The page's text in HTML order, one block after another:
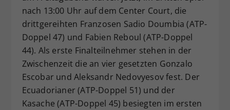
nach 13:00 Uhr auf dem Center Court, die
drittgereihten Franzosen Sadio Doumbia (ATP-
Doppel 47) und Fabien Reboul (ATP-Doppel
44). Als erste Finalteilnehmer stehen in der
Zwischenzeit die an vier gesetzten Gonzalo
Escobar und Aleksandr Nedovyesov fest. Der
Ecuadorianer (ATP-Doppel 51) und der
Kasache (ATP-Doppel 45) besiegten im ersten